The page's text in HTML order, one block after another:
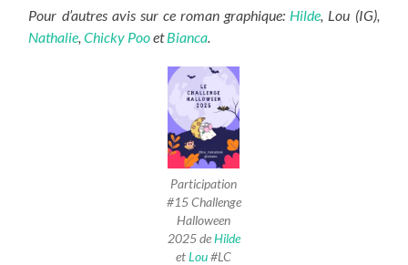
Pour d’autres avis sur ce roman graphique: Hilde, Lou (IG),
Nathalie,Chicky PooetBianca.
Participation
#15 Challenge
Halloween
2025 deHilde
etLou#LC